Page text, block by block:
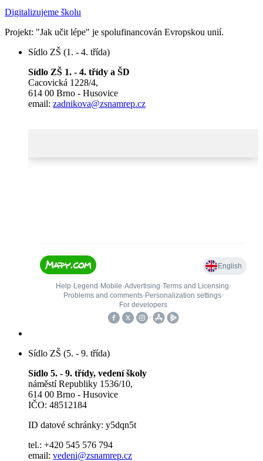
Digitalizujeme školu
Projekt: "Jak učit lépe" je spolufinancován Evropskou unií.
Sídlo ZŠ (1. - 4. třída)
Sídlo ZŠ 1. - 4. třídy a ŠD
Cacovická 1228/4,
614 00 Brno - Husovice
email: zadnikova@zsnamrep.cz
Sídlo ZŠ (5. - 9. třída)
Sídlo 5. - 9. třídy, vedení školy
náměstí Republiky 1536/10,
614 00 Brno - Husovice
IČO: 48512184
ID datové schránky: y5dqn5t
tel.: +420 545 576 794
email: vedeni@zsnamrep.cz